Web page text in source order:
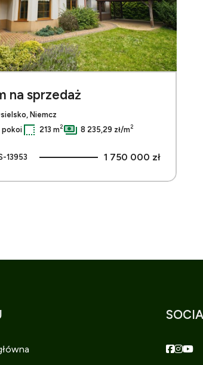
na sprzedaż
Niemcz
pokoi
213 m2 8 235,29 zł/m2
13953 1 750 000 zł
Facebook